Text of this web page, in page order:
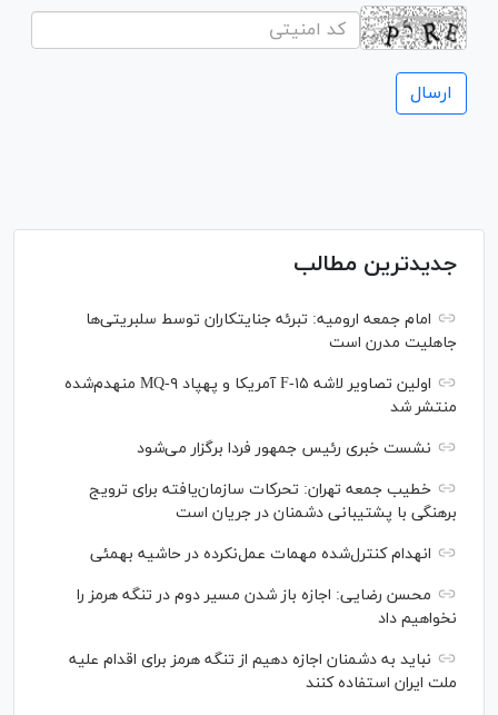
جدیدترین مطالب
امام جمعه ارومیه: تبرئه جنایتکاران توسط سلبریتی‌ها
جاهلیت مدرن است
اولین تصاویر لاشه F-۱۵ آمریکا و پهپاد MQ-۹ منهدم‌شده
منتشر شد
نشست خبری رئیس‌ جمهور فردا برگزار می‌شود
خطیب جمعه تهران: تحرکات سازمان‌یافته برای ترویج
برهنگی با پشتیبانی دشمنان در جریان است
انهدام کنترل‌شده مهمات عمل‌نکرده در حاشیه بهمئی
محسن رضایی: اجازه باز شدن مسیر دوم در تنگه هرمز را
نخواهیم داد
نباید به دشمنان اجازه دهیم از تنگه هرمز برای اقدام علیه
ملت ایران استفاده کنند